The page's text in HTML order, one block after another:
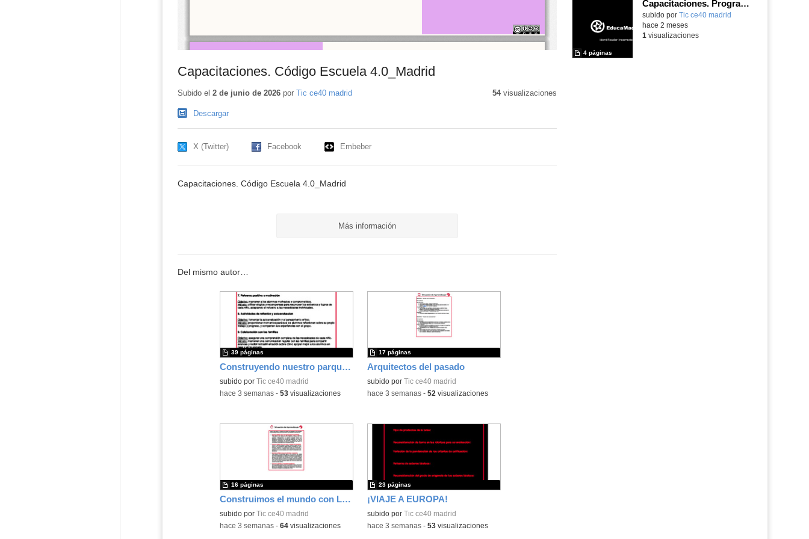
Capacitaciones. Código Escuela 4.0_Madrid
Subido el 2 de junio de 2026por Tic ce40 madrid 54visualizaciones
Descargar
X (Twitter) Facebook Embeber
Capacitaciones. Código Escuela 4.0_Madrid
Más información
Del mismo autor…
Construyendo nuestro parque de atracciones
subido por Tic ce40 madrid
39 páginas
-hace 3 semanas- 53visualizaciones
Arquitectos del pasado
subido por Tic ce40 madrid
17 páginas
-hace 3 semanas- 52 visualizaciones
Construimos el mundo con LEGO
subido por Tic ce40 madrid
16 páginas
-hace 3 semanas- 64visualizaciones
¡VIAJE A EUROPA!
subido por Tic ce40 madrid
23 páginas
-hace 3 semanas- 53visualizaciones
Capacitaciones. Programa Código Escuela 4.0_Madrid
subido por Tic ce40 madrid
4 páginas
hace 2 meses
1 visualizaciones